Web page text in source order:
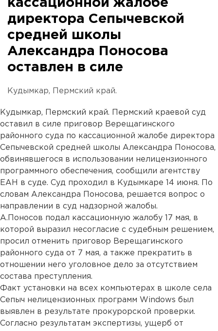
кассационной жалобе
директора Сепычевской
средней школы
Александра Поносова
оставлен в силе
Кудымкар, Пермский край.
Кудымкар, Пермский край. Пермский краевой суд
оставил в силе приговор Верещагинского
районного суда по кассационной жалобе директора
Сепычевской средней школы Александра Поносова,
обвинявшегося в использовании нелицензионного
программного обеспечения, сообщили агентству
ЕАН в суде. Суд проходил в Кудымкаре 14 июня. По
словам Александра Поносова, решается вопрос о
направлении в суд надзорной жалобы.
А.Поносов подал кассационную жалобу 17 мая, в
которой выразил несогласие с судебным решением,
просил отменить приговор Верещагинского
районного суда от 7 мая, а также прекратить в
отношении него уголовное дело за отсутствием
состава преступления.
Факт установки на всех компьютерах в школе села
Сепыч нелицензионных программ Windows был
выявлен в результате прокурорской проверки.
Согласно результатам экспертизы, ущерб от